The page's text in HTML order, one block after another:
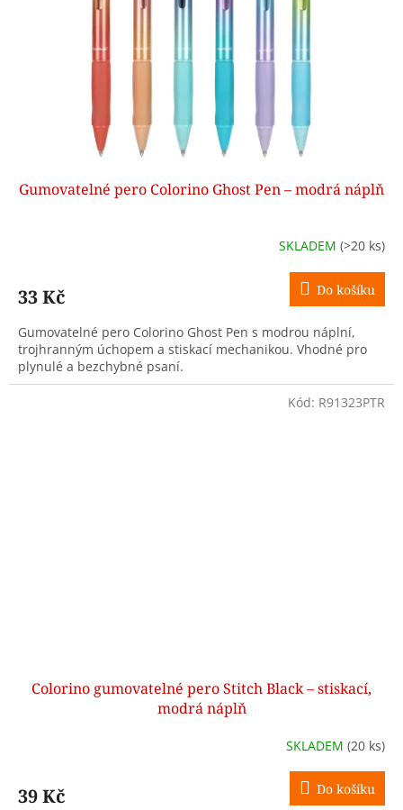
Gumovatelné pero Colorino Ghost Pen – modrá náplň
SKLADEM (>20 ks)
33 Kč Do košíku
Gumovatelné pero Colorino Ghost Pen s modrou náplní,
trojhranným úchopem a stiskací mechanikou. Vhodné pro
plynulé a bezchybné psaní.
Colorino gumovatelné pero Stitch Black – stiskací,
modrá náplň
SKLADEM (20 ks)
39 Kč Do košíku
Kód: R91323PTR